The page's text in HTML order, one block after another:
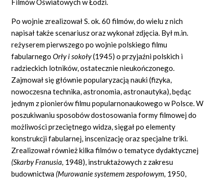
Filmów Oświatowych w Łodzi.
Po wojnie zrealizował S. ok. 60 filmów, do wielu z nich
napisał także scenariusz oraz wykonał zdjęcia. Był m.in.
reżyserem pierwszego po wojnie polskiego filmu
fabularnegoOrły i sokoły(1945) o przyjaźni polskich i
radzieckich lotników, ostatecznie nieukończonego.
Zajmował się głównie popularyzacją nauki (fizyka,
nowoczesna technika, astronomia, astronautyka), będąc
jednym z pionierów filmu popularnonaukowego w Polsce. W
poszukiwaniu sposobów dostosowania formy filmowej do
możliwości przeciętnego widza, sięgał po elementy
konstrukcji fabularnej, inscenizację oraz specjalne triki.
Zrealizował również kilka filmów o tematyce dydaktycznej
(Skarby Franusia, 1948), instruktażowych z zakresu
budownictwa (Murowanie systemem zespołowym, 1950,